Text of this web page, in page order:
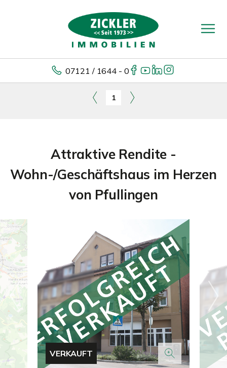
07121 / 1644 - 0
1
Attraktive Rendite -
Wohn-/Geschäftshaus im Herzen
von Pfullingen
VERKAUFT